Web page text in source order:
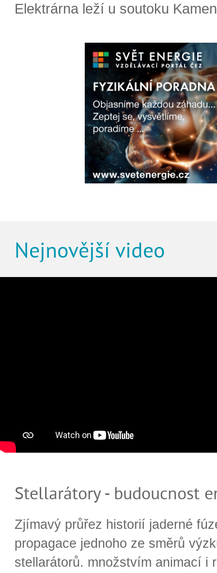
Elektrárna leží u soutoku
Nejnovější video
Stellarátory - budoucnost
Zjímavý průřez historií jaderné
propagace jednoho ze směrů
stellarátorů. množstvím animací i